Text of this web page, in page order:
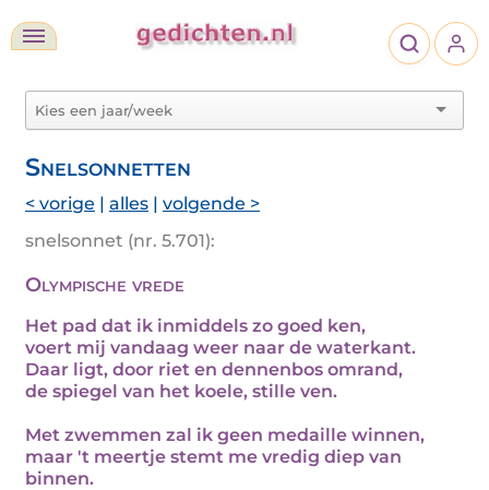
Snelsonnetten
< vorige | alles | volgende >
snelsonnet (nr. 5.701):
Olympische vrede
Het pad dat ik inmiddels zo goed ken,
voert mij vandaag weer naar de waterkant.
Daar ligt, door riet en dennenbos omrand,
de spiegel van het koele, stille ven.
Met zwemmen zal ik geen medaille winnen,
maar 't meertje stemt me vredig diep van
binnen.